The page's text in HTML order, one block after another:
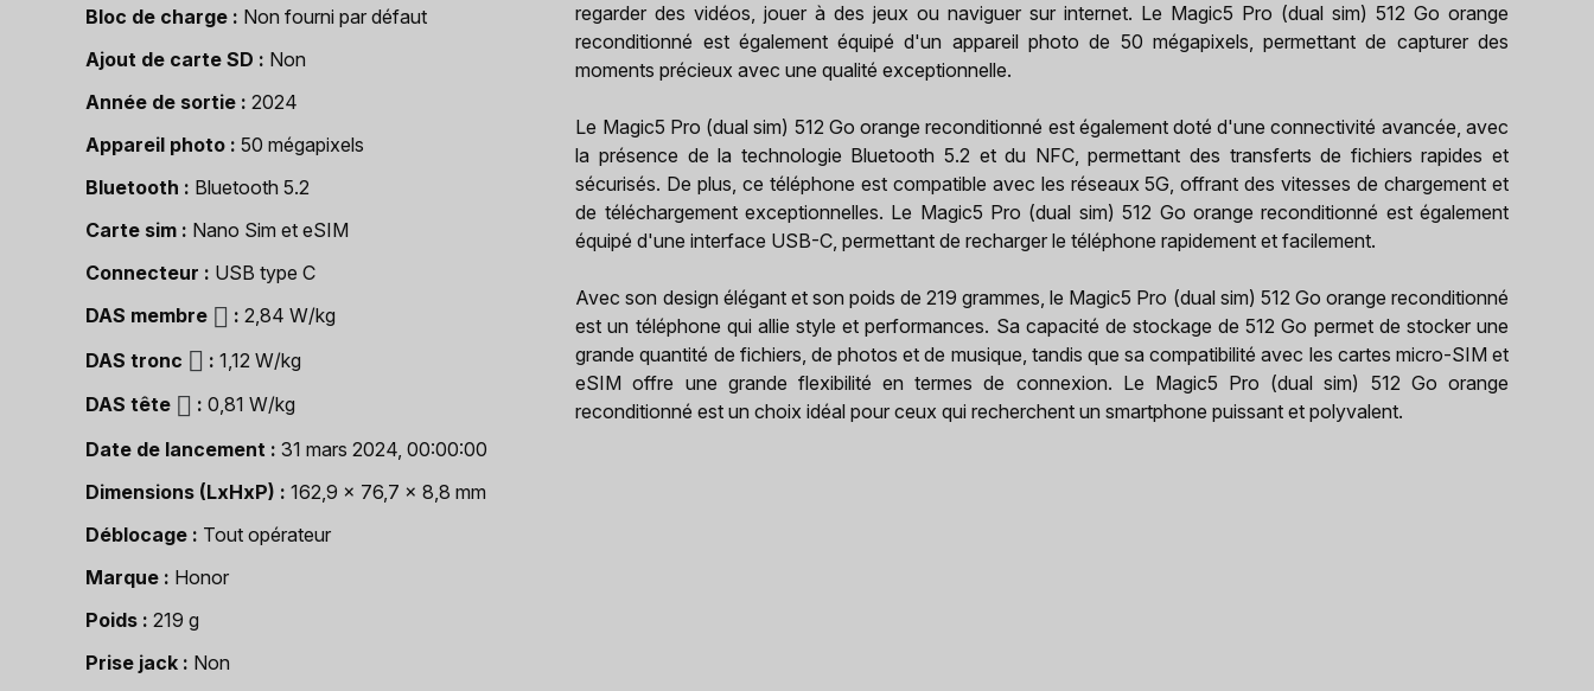
Bloc de charge
Non fourni par défaut
Ajout de carte SD
Non
Année de sortie
2024
Appareil photo
50 mégapixels
Bluetooth
Bluetooth 5.2
Carte sim
Nano Sim et eSIM
Connecteur
USB type C
DAS membre
2,84 W/kg
DAS tronc
1,12 W/kg
DAS tête
0,81 W/kg
Date de lancement
31 mars 2024, 00:00:00
Dimensions (LxHxP)
162,9 x 76,7 x 8,8 mm
Déblocage
Tout opérateur
Marque
Honor
Poids
219 g
Prise jack
Non
regarder des vidéos, jouer à des jeux ou naviguer sur internet. Le Magic5 Pro (dual sim) 512 Go orange
reconditionné est également équipé d'un appareil photo de 50 mégapixels, permettant de capturer des
moments précieux avec une qualité exceptionnelle.
Le Magic5 Pro (dual sim) 512 Go orange reconditionné est également doté d'une connectivité avancée, avec
la présence de la technologie Bluetooth 5.2 et du NFC, permettant des transferts de fichiers rapides et
sécurisés. De plus, ce téléphone est compatible avec les réseaux 5G, offrant des vitesses de chargement et
de téléchargement exceptionnelles. Le Magic5 Pro (dual sim) 512 Go orange reconditionné est également
équipé d'une interface USB-C, permettant de recharger le téléphone rapidement et facilement.
Avec son design élégant et son poids de 219 grammes, le Magic5 Pro (dual sim) 512 Go orange reconditionné
est un téléphone qui allie style et performances. Sa capacité de stockage de 512 Go permet de stocker une
grande quantité de fichiers, de photos et de musique, tandis que sa compatibilité avec les cartes micro-SIM et
eSIM offre une grande flexibilité en termes de connexion. Le Magic5 Pro (dual sim) 512 Go orange
reconditionné est un choix idéal pour ceux qui recherchent un smartphone puissant et polyvalent.